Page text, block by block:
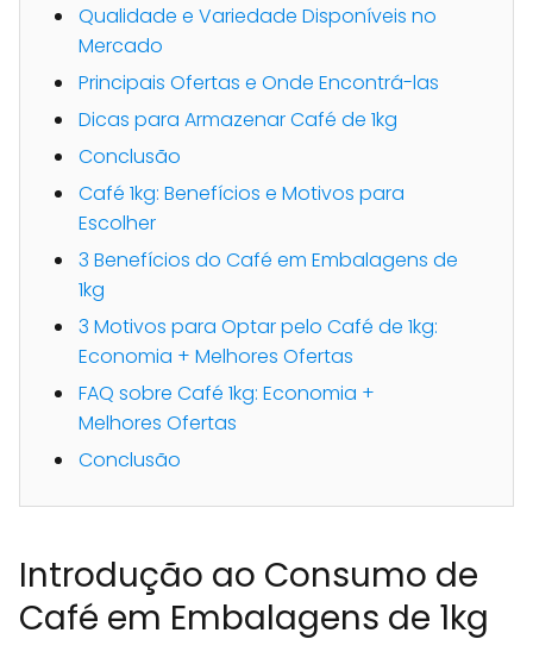
Qualidade e Variedade Disponíveis no
Mercado
Principais Ofertas e Onde Encontrá-las
Dicas para Armazenar Café de 1kg
Conclusão
Café 1kg: Benefícios e Motivos para
Escolher
3 Benefícios do Café em Embalagens de
1kg
3 Motivos para Optar pelo Café de 1kg:
Economia + Melhores Ofertas
FAQ sobre Café 1kg: Economia +
Melhores Ofertas
Conclusão
Introdução ao Consumo de
Café em Embalagens de 1kg